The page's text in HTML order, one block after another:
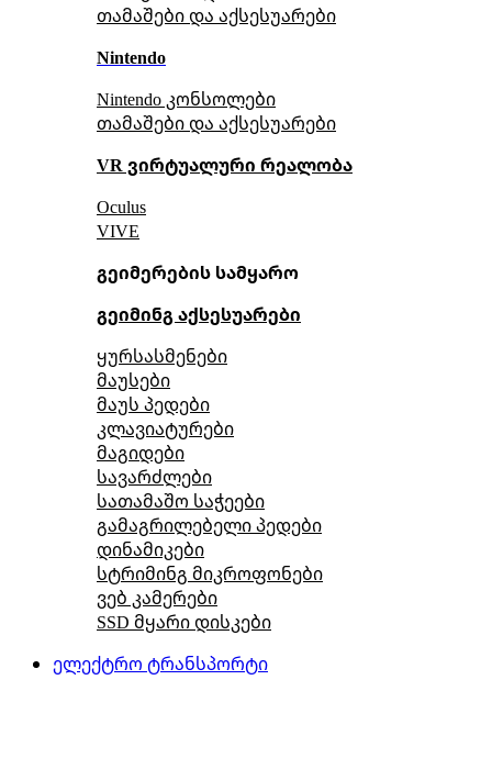
თამაშები და აქსესუარები
Nintendo
Nintendo კონსოლები
თამაშები და აქსესუარები
VR ვირტუალური რეალობა
Oculus
VIVE
გეიმერების სამყარო
გეიმინგ აქსესუარები
ყურსასმენები
მაუსები
მაუს პედები
კლავიატურები
მაგიდები
სავარძლები
სათამაშო საჭეები
გამაგრილებელი პედები
დინამიკები
სტრიმინგ მიკროფონები
ვებ კამერები
SSD მყარი დისკები
ელექტრო ტრანსპორტი